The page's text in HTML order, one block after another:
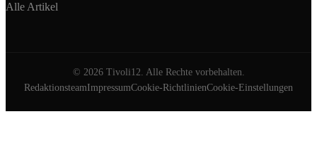
Alle Artikel
© 2026Tivoli12. Alle Rechte vorbehalten.
RedaktionsteamImpressumCookie-RichtlinienCookie-Einstellungen